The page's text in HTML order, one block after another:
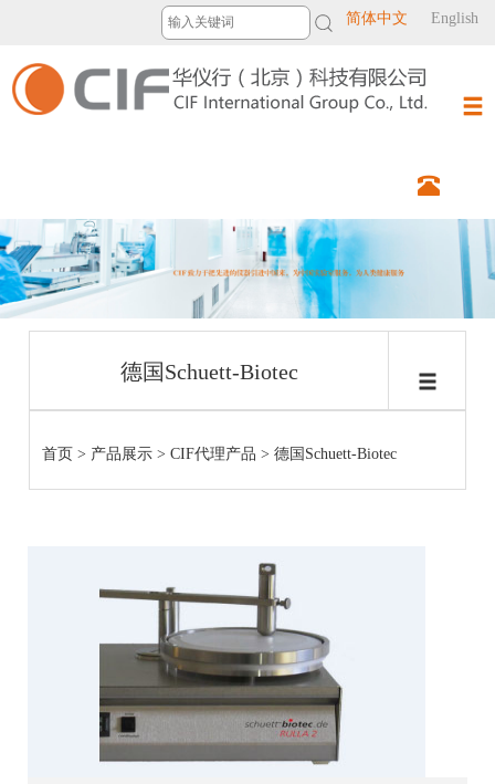
简体中文 English
德国Schuett-Biotec
首页 > 产品展示 > CIF代理产品 > 德国Schuett-Biotec